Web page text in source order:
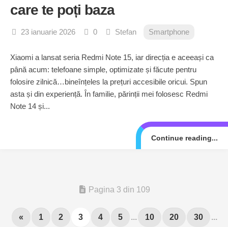
care te poți baza
23 ianuarie 2026 0 Stefan Smartphone
Xiaomi a lansat seria Redmi Note 15, iar direcția e aceeași ca
până acum: telefoane simple, optimizate și făcute pentru
folosire zilnică…bineînțeles la prețuri accesibile oricui. Spun
asta și din experiență. În familie, părinții mei folosesc Redmi
Note 14 și...
Continue reading...
Pagina 3 din 109
« 1 2 3 4 5 ... 10 20 30 ...